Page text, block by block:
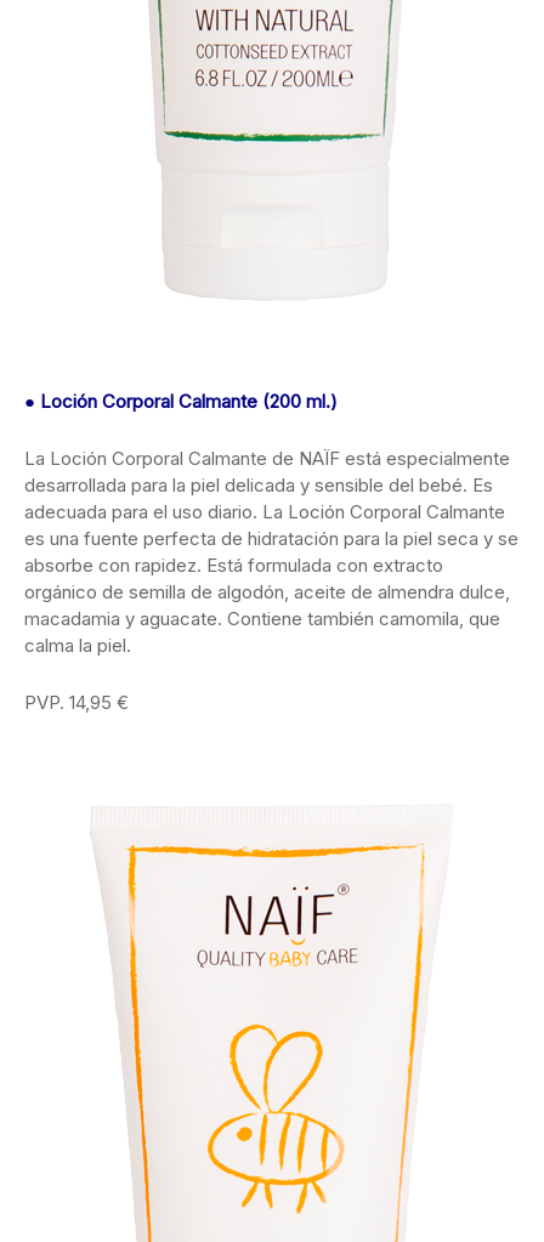
● Loción Corporal Calmante (200 ml.)
La Loción Corporal Calmante de NAÏF está especialmente
desarrollada para la piel delicada y sensible del bebé. Es
adecuada para el uso diario. La Loción Corporal Calmante
es una fuente perfecta de hidratación para la piel seca y se
absorbe con rapidez. Está formulada con extracto
orgánico de semilla de algodón, aceite de almendra dulce,
macadamia y aguacate. Contiene también camomila, que
calma la piel.
PVP. 14,95 €